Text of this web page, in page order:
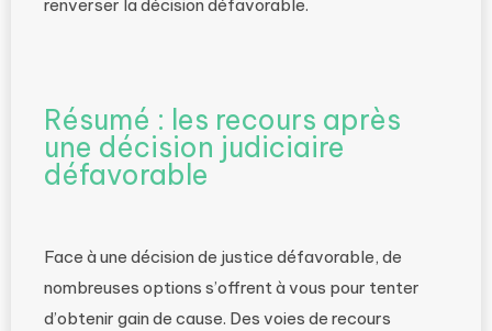
renverser la décision défavorable.
Résumé : les recours après
une décision judiciaire
défavorable
Face à une décision de justice défavorable, de
nombreuses options s’offrent à vous pour tenter
d’obtenir gain de cause. Des voies de recours